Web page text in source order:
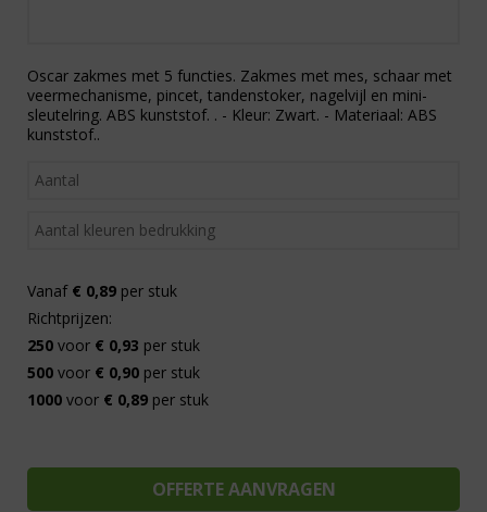
Oscar zakmes met 5 functies. Zakmes met mes, schaar met
veermechanisme, pincet, tandenstoker, nagelvijl en mini-
sleutelring. ABS kunststof. . - Kleur: Zwart. - Materiaal: ABS
kunststof..
Vanaf € 0,89 per stuk
Richtprijzen:
250 voor € 0,93 per stuk
500 voor € 0,90 per stuk
1000 voor € 0,89 per stuk